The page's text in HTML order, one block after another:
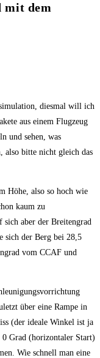
mit dem
diesmal will ich
aus einem Flugzeug
und sehen, was
also bitte nicht gleich das
Höhe, also so hoch wie
kaum zu
aber der Breitengrad
sich der Berg bei 28,5
vom CCAF und
über eine Rampe in
(der ideale Winkel ist ja
Grad (horizontaler Start)
Wie schnell man eine